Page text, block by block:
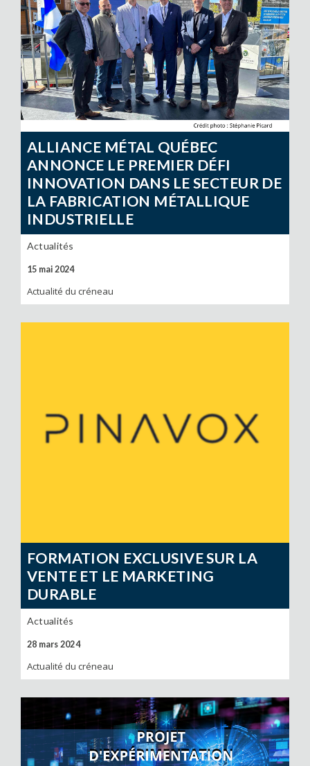
ALLIANCE MÉTAL QUÉBEC
ANNONCE LE PREMIER DÉFI
INNOVATION DANS LE SECTEUR DE
LA FABRICATION MÉTALLIQUE
INDUSTRIELLE
Actualités
15 mai 2024
Actualité du créneau
FORMATION EXCLUSIVE SUR LA
VENTE ET LE MARKETING
DURABLE
Actualités
28 mars 2024
Actualité du créneau